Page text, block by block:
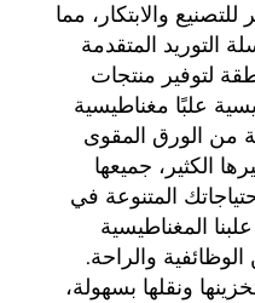
قوانغدونغ، وهي مركز مزدهر للتصنيع والابتكار، مما
يُمكّننا من الاستفادة من سلسلة التوريد المتقدمة
والتكنولوجيا الحديثة في المنطقة لتوفير منتجات
استثنائية. تشمل منتجاتنا الرئيسية علبًا مغناطيسية
قابلة للطي، وعلبًا مغناطيسية من الورق المقوى
القاسي، وصناديق شحن، وغيرها الكثير، جميعها
مصنوعة بدقة وعناية لتلبية احتياجاتك المتنوعة في
مجال التعبئة والتغليف. تمثل علبنا المغناطيسية
القابلة للطي مزيجًا مثاليًا من الوظائفية والراحة.
ويتيح تصميمها القابل للطي تخزينها ونقلها بسهولة،